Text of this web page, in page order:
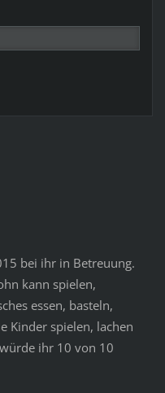
bei ihr in Betreuung.
kann spielen,
essen, basteln,
Kinder spielen, lachen
ihr 10 von 10